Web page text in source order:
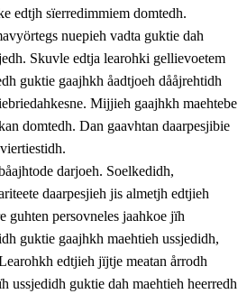
edtjh sïerredimmiem domtedh.
nuepieh vadta guktie dah
Skuvle edtja learohki gellievoetem
guktie gaajhkh åadtjoeh dååjrehtidh
Mijjieh gaajhkh maehtebe
domtedh. Dan gaavhtan daarpesjibie
darjoeh. Soelkedidh,
daarpesjieh jis almetjh edtjieh
persovneles jaahkoe jïh
guktie gaajhkh maehtieh ussjedidh,
edtjieh jïjtje meatan årrodh
ussjedidh guktie dah maehtieh heerredh